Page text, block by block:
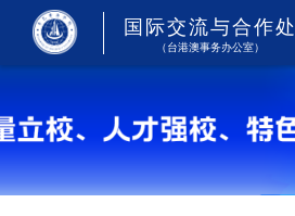
国际交流与合作处
（台港澳事务办公室）